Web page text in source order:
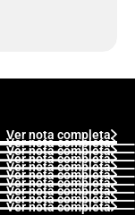
Ver nota completa
Ver nota completa
Ver nota completa
Ver nota completa
Ver nota completa
Ver nota completa
Ver nota completa
Ver nota completa
Ver nota completa
Ver nota completa